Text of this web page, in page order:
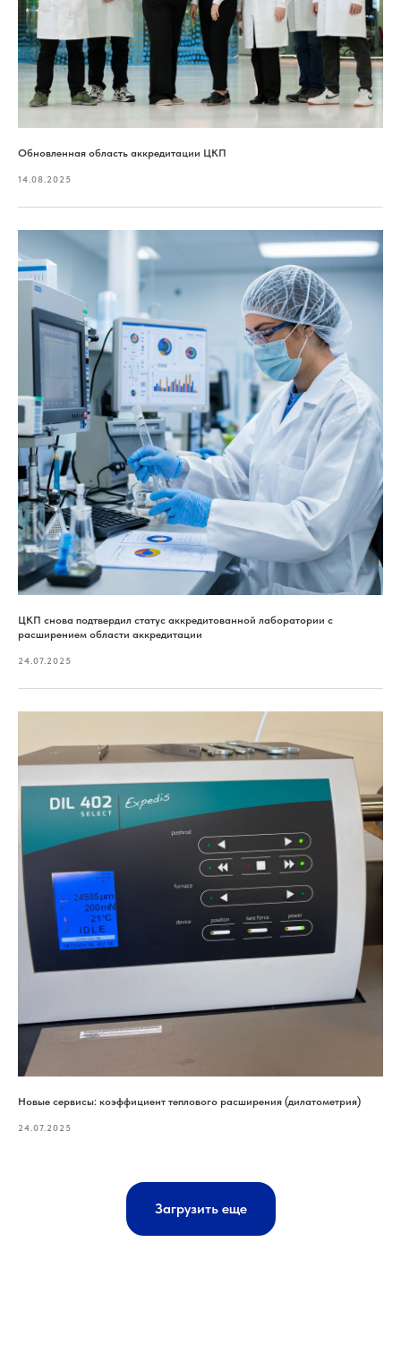
Обновленная область аккредитации ЦКП
14.08.2025
ЦКП снова подтвердил статус аккредитованной лаборатории с
расширением области аккредитации
24.07.2025
Новые сервисы: коэффициент теплового расширения (дилатометрия)
24.07.2025
Загрузить еще